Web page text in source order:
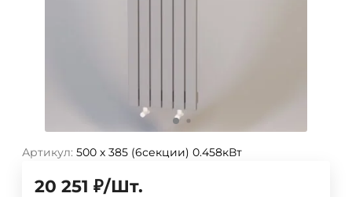
Артикул: 500 х 385 (6секции) 0.458кВт
20 251 ₽/Шт.